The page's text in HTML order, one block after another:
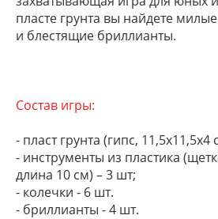
пласте грунта вы найдете
и блестящие бриллианты.
Состав игры:
- пласт грунта (гипс, 11,5х11,5х4
- инструменты из пластика
длина 10 см) – 3 шт;
- колечки - 6 шт.
- бриллианты - 4 шт.